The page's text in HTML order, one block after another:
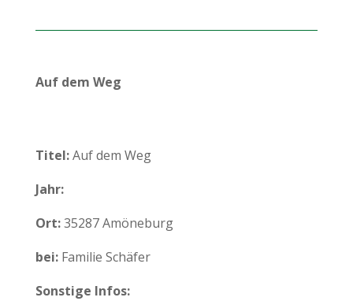
Auf dem Weg
Titel:Auf dem Weg
Jahr:
Ort:35287 Amöneburg
bei:Familie Schäfer
Sonstige Infos: